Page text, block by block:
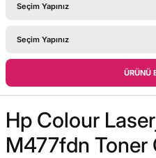
ÜRÜNÜ
Hp Colour
M477fdn Toner